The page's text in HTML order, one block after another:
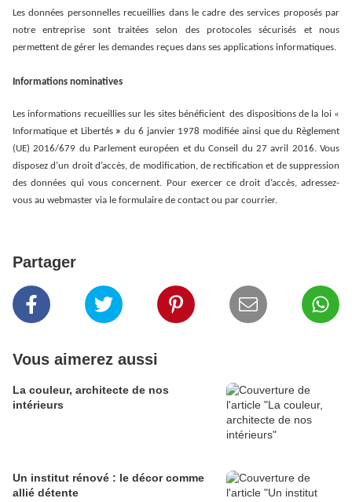
Les données personnelles recueillies dans le cadre des services proposés par
notre entreprise sont traitées selon des protocoles sécurisés et nous
permettent de gérer les demandes reçues dans ses applications informatiques.
Informations nominatives
Les informations recueillies sur les sites bénéficient des dispositions de la loi «
Informatique et Libertés» du 6 janvier 1978 modifiée ainsi que du Règlement
(UE) 2016/679 du Parlement européen et du Conseil du 27 avril 2016. Vous
disposez d’un droit d’accès, de modification, de rectification et de suppression
des données qui vous concernent. Pour exercer ce droit d’accès, adressez-
vous au webmaster via le formulaire de contact ou par courrier.
Partager
Vous aimerez aussi
La couleur, architecte de nos
intérieurs
Un institut rénové : le décor comme
allié détente